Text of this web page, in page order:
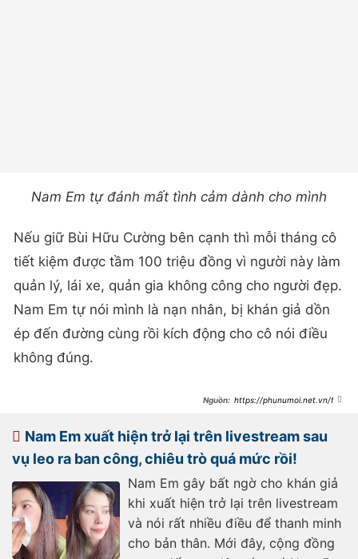
Nam Em tự đánh mất tình cảm dành cho mình
Nếu giữ Bùi Hữu Cường bên cạnh thì mỗi tháng cô
tiết kiệm được tầm 100 triệu đồng vì người này làm
quản lý, lái xe, quản gia không công cho người đẹp.
Nam Em tự nói mình là nạn nhân, bị khán giả dồn
ép đến đường cùng rồi kích động cho cô nói điều
không đúng.
https://phunumoi.net.vn/fan
lat-d307157.html
Nam Em xuất hiện trở lại trên livestream sau
vụ leo ra ban công, chiêu trò quá mức rồi!
Nam Em gây bất ngờ cho khán giả
khi xuất hiện trở lại trên livestream
và nói rất nhiều điều để thanh minh
cho bản thân. Mới đây, cộng đồng